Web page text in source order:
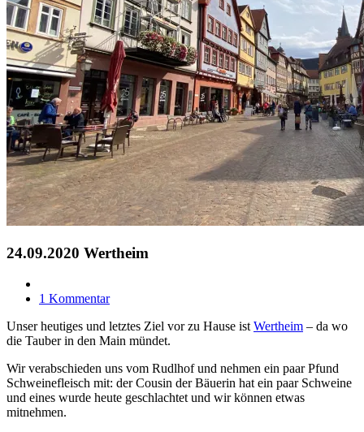
24.09.2020 Wertheim
1 Kommentar
Unser heutiges und letztes Ziel vor zu Hause istWertheim – da wo
die Tauber in den Main mündet.
Wir verabschieden uns vom Rudlhof und nehmen ein paar Pfund
Schweinefleisch mit: der Cousin der Bäuerin hat ein paar Schweine
und eines wurde heute geschlachtet und wir können etwas
mitnehmen.